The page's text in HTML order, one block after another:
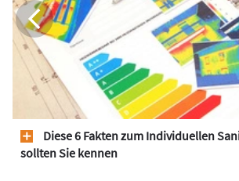
Diese 6 Fakten zum Individuellen
sollten Sie kennen